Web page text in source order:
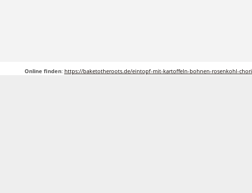
Online finden: https://baketotheroots.de/eintopf-mit-kartoffeln-bohnen-rosenkohl-